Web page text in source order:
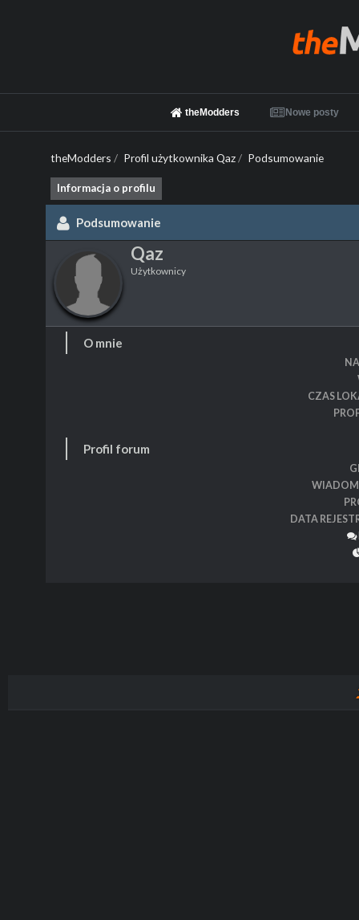
theModders Nowe posty
theModders / Profil użytkownika Qaz/ Podsumowanie
Informacja o profilu
Podsumowanie
Qaz
Użytkownicy
O mnie
CZAS
Profil forum
DATA